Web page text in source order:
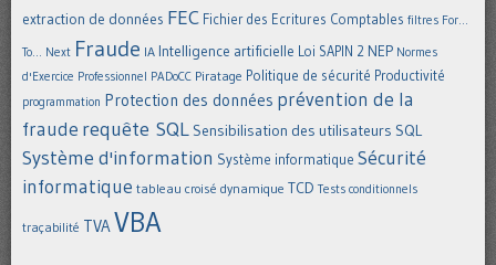
extraction de données FEC Fichier des Ecritures Comptables filtres For...
To... Next Fraude IA Intelligence artificielle Loi SAPIN 2 NEP Normes
d'Exercice Professionnel PADoCC Piratage Politique de sécurité Productivité
programmation Protection des données prévention de la
fraude requête SQL Sensibilisation des utilisateurs SQL
Système d'information Système informatique Sécurité
informatique tableau croisé dynamique TCD Tests conditionnels
traçabilité TVA VBA